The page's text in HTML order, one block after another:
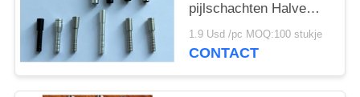
pijlschachten Halve
post en punt kragen
1.9 Usd /pc MOQ:100 stukje
CONTACT